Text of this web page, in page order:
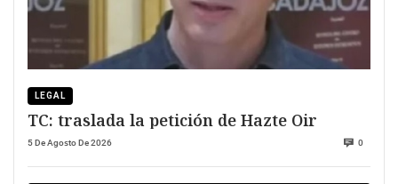
LEGAL
TC: traslada la petición de Hazte Oir
5 De Agosto De 2026 0